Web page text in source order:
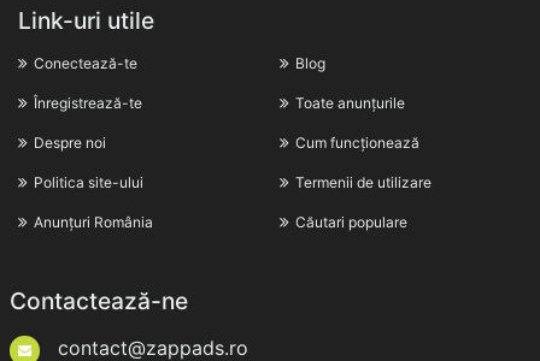
Link-uri utile
Conectează-te
Înregistrează-te
Despre noi
Politica site-ului
Anunțuri România
Blog
Toate anunțurile
Cum funcționează
Termenii de utilizare
Căutari populare
Contactează-ne
contact@zappads.ro